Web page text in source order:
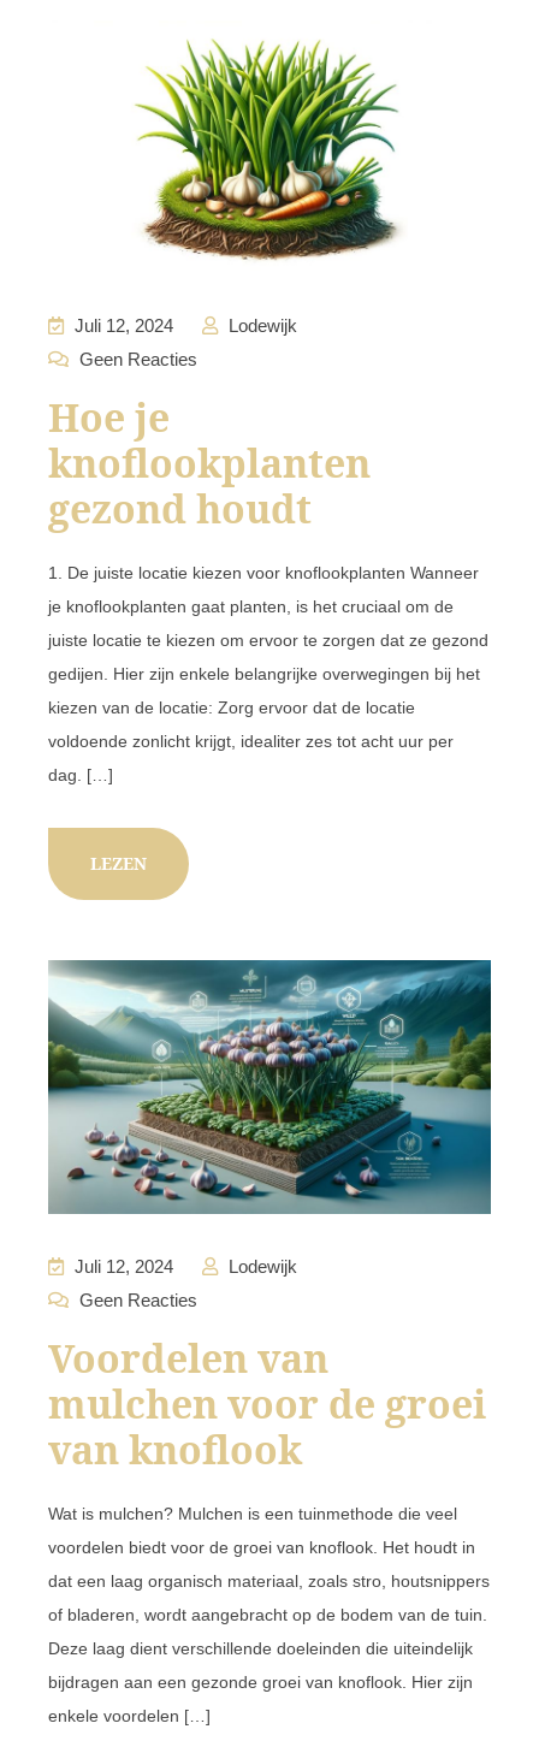
Juli 12, 2024
Lodewijk
Geen Reacties
Hoe je
knoflookplanten
gezond houdt
1. De juiste locatie kiezen voor knoflookplanten Wanneer
je knoflookplanten gaat planten, is het cruciaal om de
juiste locatie te kiezen om ervoor te zorgen dat ze gezond
gedijen. Hier zijn enkele belangrijke overwegingen bij het
kiezen van de locatie: Zorg ervoor dat de locatie
voldoende zonlicht krijgt, idealiter zes tot acht uur per
dag. […]
LEZEN
Juli 12, 2024
Lodewijk
Geen Reacties
Voordelen van
mulchen voor de groei
van knoflook
Wat is mulchen? Mulchen is een tuinmethode die veel
voordelen biedt voor de groei van knoflook. Het houdt in
dat een laag organisch materiaal, zoals stro, houtsnippers
of bladeren, wordt aangebracht op de bodem van de tuin.
Deze laag dient verschillende doeleinden die uiteindelijk
bijdragen aan een gezonde groei van knoflook. Hier zijn
enkele voordelen […]